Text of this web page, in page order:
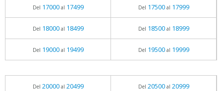
Del 17000al 17499 Del 17500al 17999
Del 18000al 18499 Del 18500al 18999
Del 19000al 19499 Del 19500al 19999
Del 20000al 20499 Del 20500al 20999